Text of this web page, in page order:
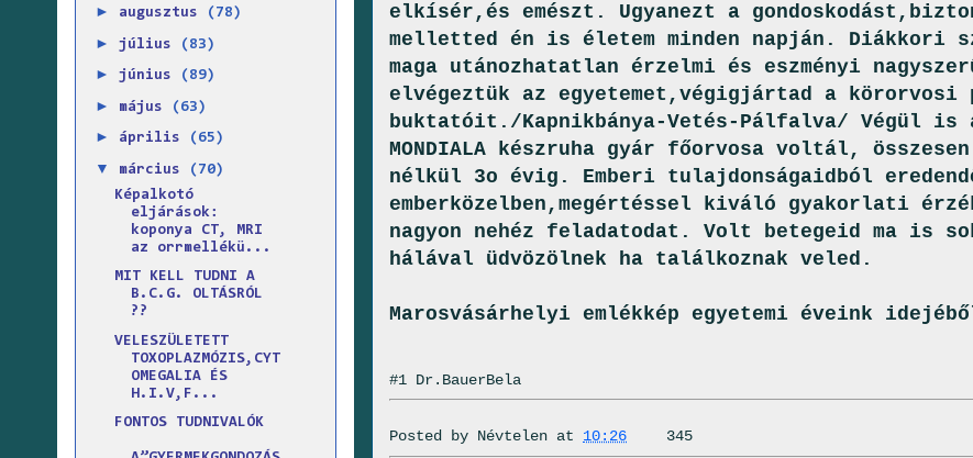
elkísér,és emészt. Ugyanezt a
melletted én is életem minden napján. Diákkori
maga utánozhatatlan érzelmi és eszményi
elvégeztük az egyetemet,végigjártad a körorvosi
buktatóit./Kapnikbánya-Vetés-Pálfalva/ Végül is
MONDIALA készruha gyár főorvosa voltál,
nélkül 3o évig. Emberi tulajdonságaidból
emberközelben,megértéssel kiváló gyakorlati
nagyon nehéz feladatodat. Volt betegeid ma is
hálával üdvözölnek ha találkoznak veled.
Marosvásárhelyi emlékkép egyetemi éveink
#1 Dr.BauerBela
Posted by Névtelen at 10:26 345
► augusztus (78)
► július (83)
► június (89)
► május (63)
► április (65)
▼ március
(70)
Képalkotó
eljárások:
koponya CT, MRI
az orrmellékü...
MIT KELL TUDNI A
B.C.G. OLTÁSRÓL
??
VELESZÜLETETT
TOXOPLAZMÓZIS,CYT
OMEGALIA ÉS
H.I.V,F...
FONTOS TUDNIVALÓK